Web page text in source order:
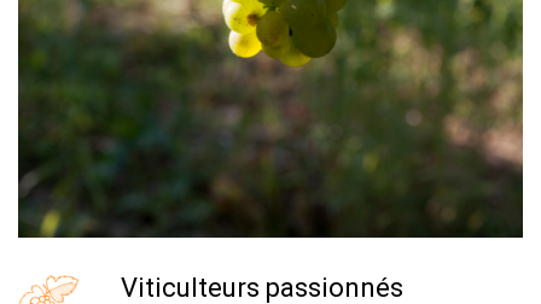
Viticulteurs passionnés